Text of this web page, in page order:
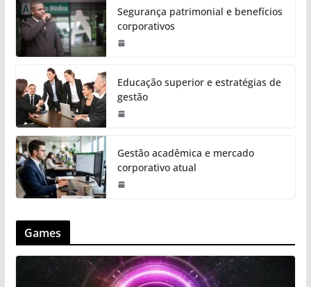
Segurança patrimonial e benefícios
corporativos
Educação superior e estratégias de
gestão
Gestão acadêmica e mercado
corporativo atual
Games